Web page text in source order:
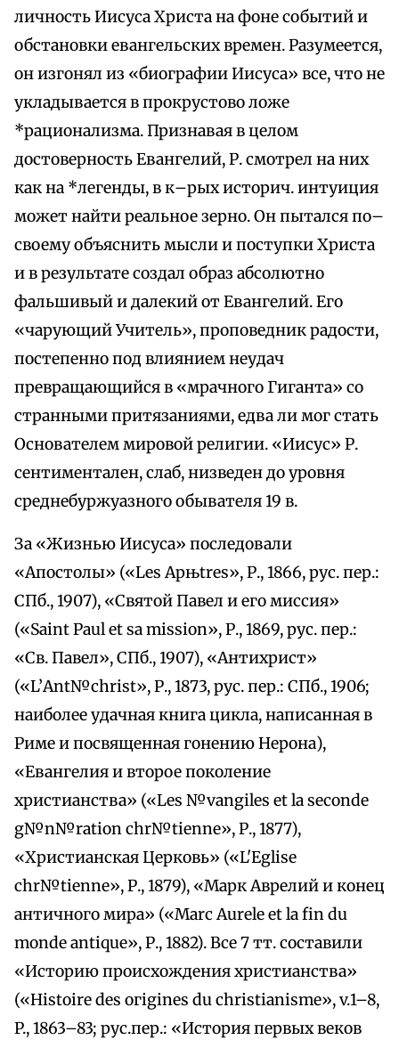
личность Иисуса Христа на фоне событий и
обстановки евангельских времен. Разумеется,
он изгонял из «биографии Иисуса» все, что не
укладывается в прокрустово ложе
*рационализма. Признавая в целом
достоверность Евангелий, Р. смотрел на них
как на *легенды, в к–рых историч. интуиция
может найти реальное зерно. Он пытался по–
своему объяснить мысли и поступки Христа
и в результате создал образ абсолютно
фальшивый и далекий от Евангелий. Его
«чарующий Учитель», проповедник радости,
постепенно под влиянием неудач
превращающийся в «мрачного Гиганта» со
странными притязаниями, едва ли мог стать
Основателем мировой религии. «Иисус» Р.
сентиментален, слаб, низведен до уровня
среднебуржуазного обывателя 19 в.
За «Жизнью Иисуса» последовали
«Апостолы» («Lеs Apњtres», Р., 1866, рус. пер.:
СПб., 1907), «Святой Павел и его миссия»
(«Saint Paul et sа mission», Р., 1869, рус. пер.:
«Св. Павел», СПб., 1907), «Антихрист»
(«L’Аnt№christ», Р., 1873, рус. пер.: СПб., 1906;
наиболее удачная книга цикла, написанная в
Риме и посвященная гонению Нерона),
«Евангелия и второе поколение
христианства» («Lеs №vangiles et la seconde
g№n№ration chr№tienne», Р., 1877),
«Христианская Церковь» («L'Eglise
chr№tienne», Р., 1879), «Mapк Аврелий и конец
античного мира» («Мarс Aurele et la fin du
monde antique», Р., 1882). Bce 7 тт. составили
«Историю происхождения христианства»
(«Histoire des огigines du сhristianisme», v.1–8,
P., 1863–83; рус.пер.: «История первых веков